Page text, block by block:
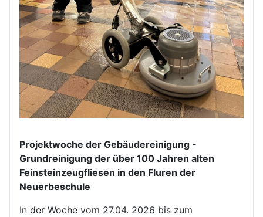
Projektwoche der Gebäudereinigung -
Grundreinigung der über 100 Jahren alten
Feinsteinzeugfliesen in den Fluren der
Neuerbeschule
In der Woche vom 27.04. 2026 bis zum